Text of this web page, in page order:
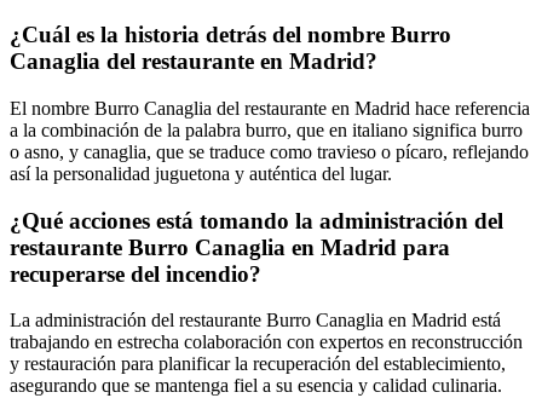
¿Cuál es la historia detrás del nombre Burro
Canaglia del restaurante en Madrid?
El nombre Burro Canaglia del restaurante en Madrid hace referencia
a la combinación de la palabra burro, que en italiano significa burro
o asno, y canaglia, que se traduce como travieso o pícaro, reflejando
así la personalidad juguetona y auténtica del lugar.
¿Qué acciones está tomando la administración del
restaurante Burro Canaglia en Madrid para
recuperarse del incendio?
La administración del restaurante Burro Canaglia en Madrid está
trabajando en estrecha colaboración con expertos en reconstrucción
y restauración para planificar la recuperación del establecimiento,
asegurando que se mantenga fiel a su esencia y calidad culinaria.